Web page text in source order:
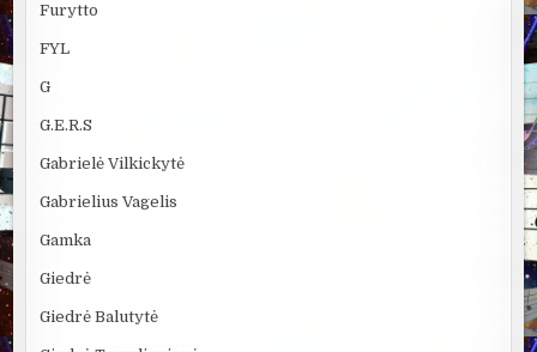
Furytto
FYL
G
G.E.R.S
Gabrielė Vilkickytė
Gabrielius Vagelis
Gamka
Giedrė
Giedrė Balutytė